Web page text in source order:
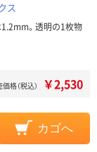
ス
。透明の1枚物
格（税込） ￥2,530
カゴへ